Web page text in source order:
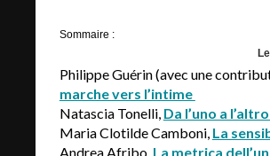
Sommaire :
Philippe Guérin (avec une
marche vers l’intime
Natascia Tonelli, Da l’uno a
Maria Clotilde Camboni, La
Andrea Afribo, La metrica